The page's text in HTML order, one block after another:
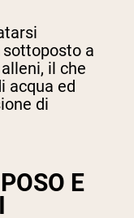
a
il che
acqua ed
di
E